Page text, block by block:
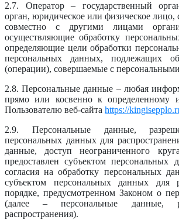
2.7. Оператор – государственный
орган, юридическое или физическое лицо,
совместно с другими лицами
осуществляющие обработку
определяющие цели обработки
персональных данных, подлежащих
(операции), совершаемые с
2.8. Персональные данные – любая
прямо или косвенно к определенному
Пользователю веб-сайта https://
2.9. Персональные данные,
персональных данных для
данные, доступ неограниченного
предоставлен субъектом персональных
согласия на обработку персональных
субъектом персональных данных для
порядке, предусмотренном Законом о
(далее – персональные данные,
распространения).